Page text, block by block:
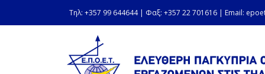
Τηλ: +357 99 644644 | Φαξ: +357 22 701616 | Email: